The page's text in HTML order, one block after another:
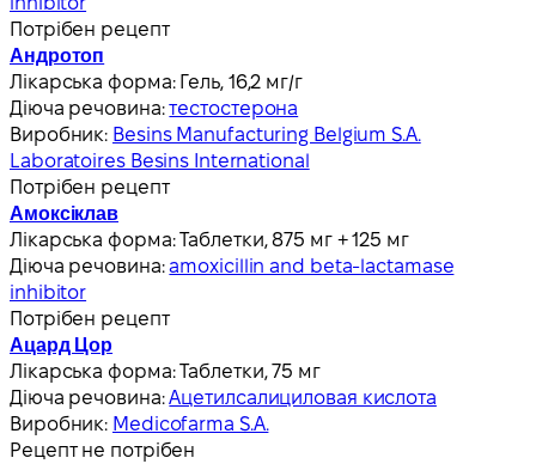
Потрібен рецепт
Андротоп
Лікарська форма: Гель, 16,2 мг/г
Діюча речовина:тестостерона
Виробник: Besins Manufacturing Belgium S.A.
Laboratoires Besins International
Потрібен рецепт
Амоксіклав
Лікарська форма:Таблетки, 875 мг + 125 мг
Діюча речовина:amoxicillin and beta-lactamase
inhibitor
Потрібен рецепт
Ацард Цор
Лікарська форма:Таблетки, 75 мг
Діюча речовина:Ацетилсалициловая кислота
Виробник: Medicofarma S.A.
Рецепт не потрібен